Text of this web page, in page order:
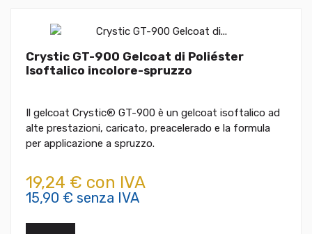
Crystic GT-900 Gelcoat di Poliéster
Isoftalico incolore-spruzzo
Il gelcoat Crystic® GT-900 è un gelcoat isoftalico ad
alte prestazioni, caricato, preacelerado e la formula
per applicazione a spruzzo.
19,24 € con IVA
15,90 € senza IVA